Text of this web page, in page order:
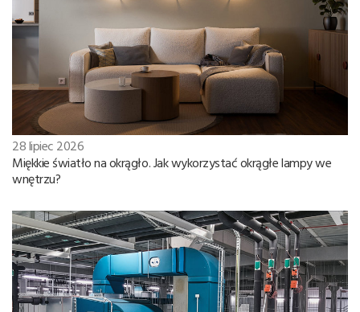
28 lipiec 2026
Miękkie światło na okrągło. Jak wykorzystać okrągłe lampy we
wnętrzu?